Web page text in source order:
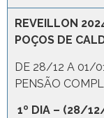
REVEILLON
POÇOS DE
DE 28/12 A 01/
PENSÃO
1º DIA – (28/